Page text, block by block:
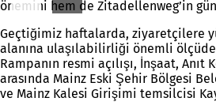
önemini hem de Zitadellenweg’in
Geçtiğimiz haftalarda, ziyaretçilere
alanına ulaşılabilirliği önemli
Rampanın resmi açılışı, İnşaat,
arasında Mainz Eski Şehir Bölgesi
ve Mainz Kalesi Girişimi temsilcisi